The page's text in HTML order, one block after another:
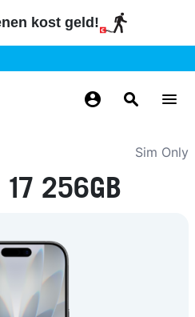
kost geld!
Sim Only
256GB